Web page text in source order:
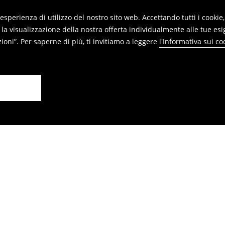
di utilizzo del nostro sito web. Accettando tutti i
visualizzazione della nostra offerta individualmente alle tue
Per saperne di più, ti invitiamo a leggere l'Informativa sui
restituiti nei punti vendita. Si